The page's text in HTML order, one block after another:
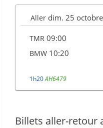
Aller dim. 25 octobre
TMR 09:00
BMW 10:20
1h20AH6479
Billets aller-retour